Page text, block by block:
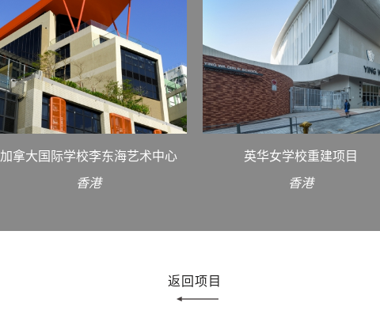
加拿大国际学校李东海艺术中心
香港
英华女学校重建项目
香港
返回项目